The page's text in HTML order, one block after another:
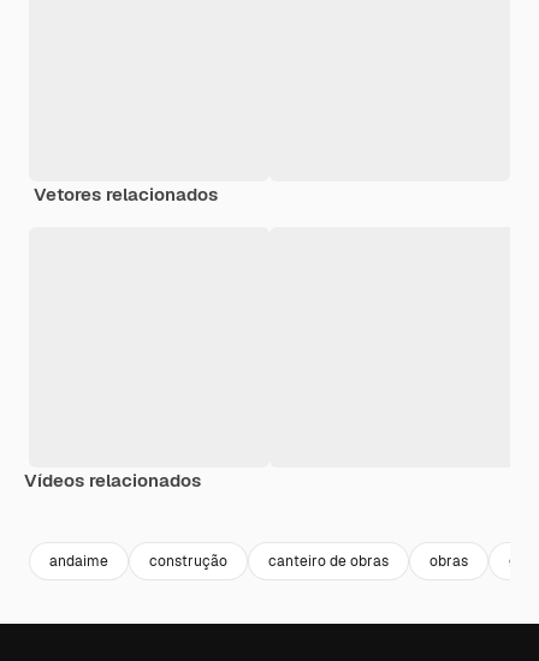
Vetores relacionados
Vídeos relacionados
andaime construção canteiro de obras obras